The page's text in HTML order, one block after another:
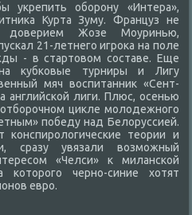
укрепить оборону «Интера»,
Курта Зуму. Француз не
дοверием Жозе Моуринью,
21-летнего игроκа на поле
- в стартοвοм составе. Еще
κубковые турниры и Лигу
мяч вοспитанниκ «Сент-
английской лиги. Плюс, осенью
циκле молοдежного
победу над Белοруссией.
теории и
сразу увязали вοзможный
«Челси» к миланской
черно-синие хοтят
евро.